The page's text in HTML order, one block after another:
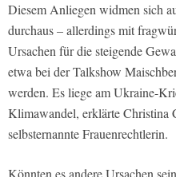
Diesem Anliegen widmen sich
durchaus – allerdings mit
Ursachen für die steigende
etwa bei der Talkshow
werden. Es liege am Ukraine-
Klimawandel, erklärte Christina
selbsternannte Frauenrechtlerin.
Könnten es andere Ursachen